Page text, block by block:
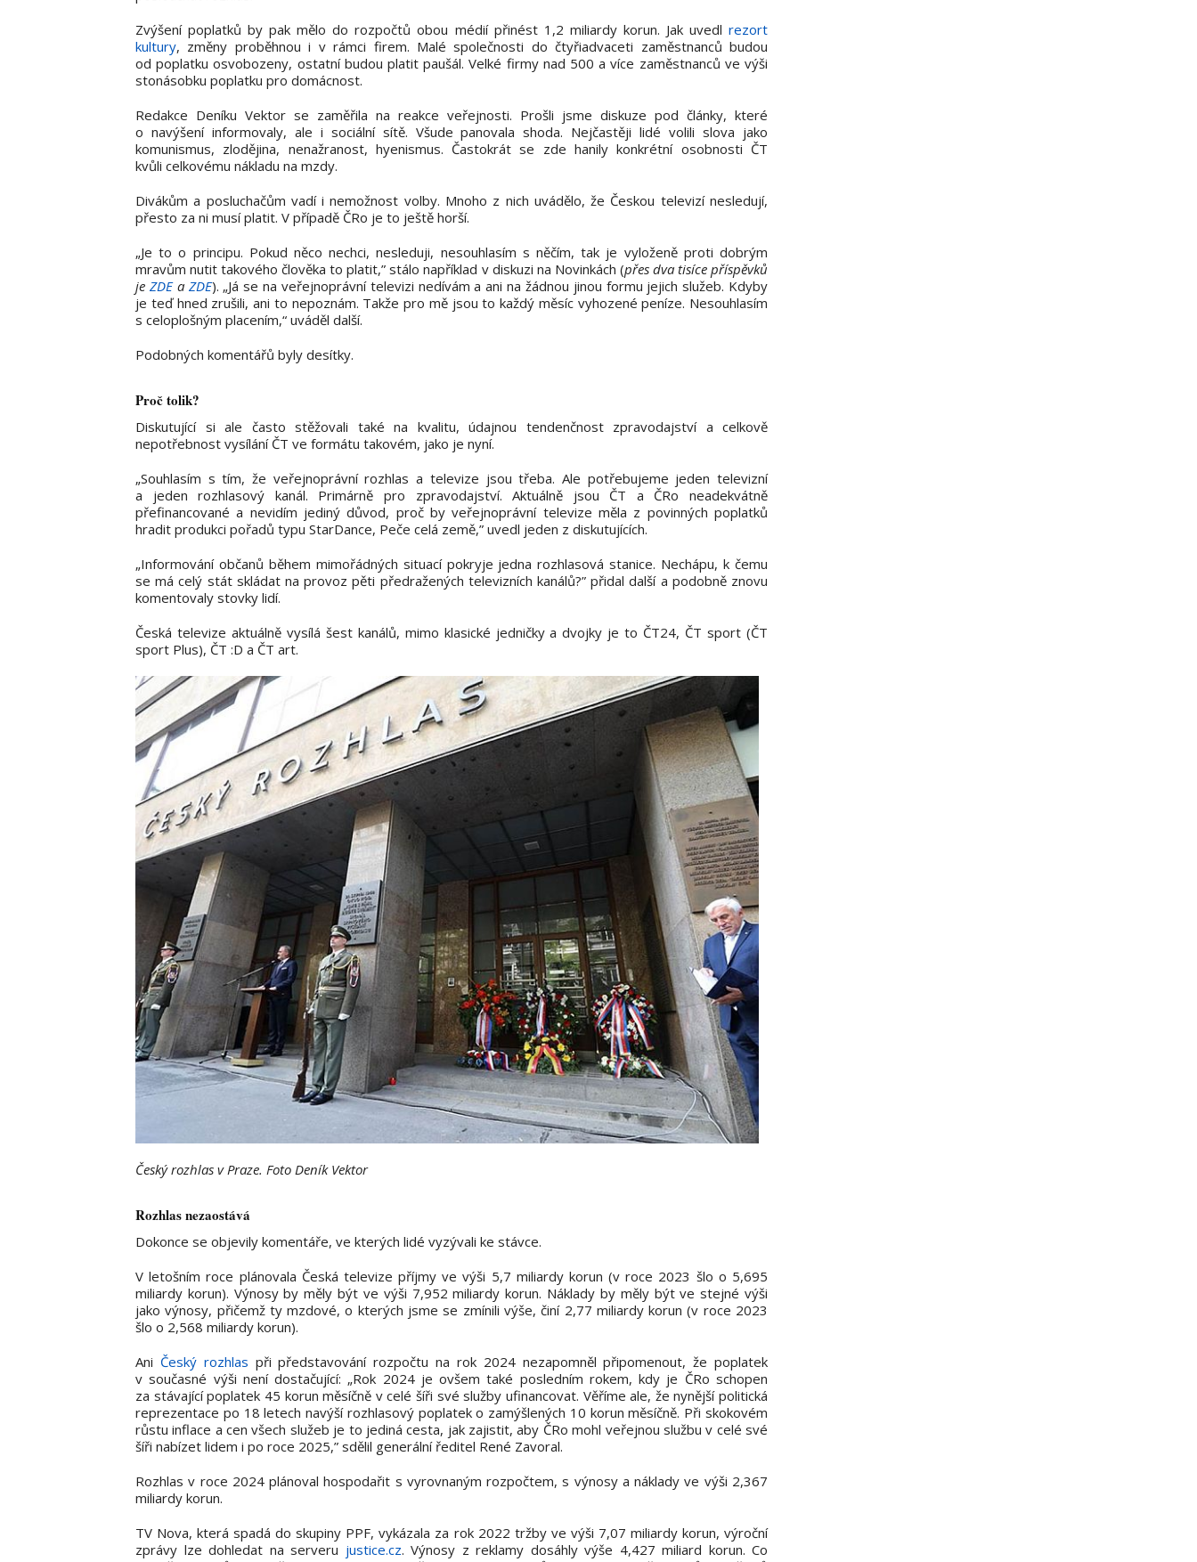
Zvýšení poplatků by pak mělo do rozpočtů obou médií přinést 1,2 miliardy korun. Jak uvedl rezort
kultury, změny proběhnou i v rámci firem. Malé společnosti do čtyřiadvaceti zaměstnanců budou
od poplatku osvobozeny, ostatní budou platit paušál. Velké firmy nad 500 a více zaměstnanců ve výši
stonásobku poplatku pro domácnost.
Redakce Deníku Vektor se zaměřila na reakce veřejnosti. Prošli jsme diskuze pod články, které
o navýšení informovaly, ale i sociální sítě. Všude panovala shoda. Nejčastěji lidé volili slova jako
komunismus, zlodějina, nenažranost, hyenismus. Častokrát se zde hanily konkrétní osobnosti ČT
kvůli celkovému nákladu na mzdy.
Divákům a posluchačům vadí i nemožnost volby. Mnoho z nich uvádělo, že Českou televizí nesledují,
přesto za ni musí platit. V případě ČRo je to ještě horší.
„Je to o principu. Pokud něco nechci, nesleduji, nesouhlasím s něčím, tak je vyloženě proti dobrým
mravům nutit takového člověka to platit,” stálo například v diskuzi na Novinkách (přes dva tisíce příspěvků
je ZDE a ZDE). „Já se na veřejnoprávní televizi nedívám a ani na žádnou jinou formu jejich služeb. Kdyby
je teď hned zrušili, ani to nepoznám. Takže pro mě jsou to každý měsíc vyhozené peníze. Nesouhlasím
s celoplošným placením,“ uváděl další.
Podobných komentářů byly desítky.
Proč tolik?
Diskutující si ale často stěžovali také na kvalitu, údajnou tendenčnost zpravodajství a celkově
nepotřebnost vysílání ČT ve formátu takovém, jako je nyní.
„Souhlasím s tím, že veřejnoprávní rozhlas a televize jsou třeba. Ale potřebujeme jeden televizní
a jeden rozhlasový kanál. Primárně pro zpravodajství. Aktuálně jsou ČT a ČRo neadekvátně
přefinancované a nevidím jediný důvod, proč by veřejnoprávní televize měla z povinných poplatků
hradit produkci pořadů typu StarDance, Peče celá země,” uvedl jeden z diskutujících.
„Informování občanů během mimořádných situací pokryje jedna rozhlasová stanice. Nechápu, k čemu
se má celý stát skládat na provoz pěti předražených televizních kanálů?” přidal další a podobně znovu
komentovaly stovky lidí.
Česká televize aktuálně vysílá šest kanálů, mimo klasické jedničky a dvojky je to ČT24, ČT sport (ČT
sport Plus), ČT :D a ČT art.
Český rozhlas v Praze. Foto Deník Vektor
Rozhlas nezaostává
Dokonce se objevily komentáře, ve kterých lidé vyzývali ke stávce.
V letošním roce plánovala Česká televize příjmy ve výši 5,7 miliardy korun (v roce 2023 šlo o 5,695
miliardy korun). Výnosy by měly být ve výši 7,952 miliardy korun. Náklady by měly být ve stejné výši
jako výnosy, přičemž ty mzdové, o kterých jsme se zmínili výše, činí 2,77 miliardy korun (v roce 2023
šlo o 2,568 miliardy korun).
Ani Český rozhlas při představování rozpočtu na rok 2024 nezapomněl připomenout, že poplatek
v současné výši není dostačující: „Rok 2024 je ovšem také posledním rokem, kdy je ČRo schopen
za stávající poplatek 45 korun měsíčně v celé šíři své služby ufinancovat. Věříme ale, že nynější politická
reprezentace po 18 letech navýší rozhlasový poplatek o zamýšlených 10 korun měsíčně. Při skokovém
růstu inflace a cen všech služeb je to jediná cesta, jak zajistit, aby ČRo mohl veřejnou službu v celé své
šíři nabízet lidem i po roce 2025,” sdělil generální ředitel René Zavoral.
Rozhlas v roce 2024 plánoval hospodařit s vyrovnaným rozpočtem, s výnosy a náklady ve výši 2,367
miliardy korun.
TV Nova, která spadá do skupiny PPF, vykázala za rok 2022 tržby ve výši 7,07 miliardy korun, výroční
zprávy lze dohledat na serveru justice.cz. Výnosy z reklamy dosáhly výše 4,427 miliard korun. Co